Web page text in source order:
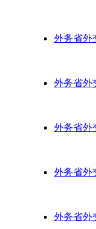
外务省外
外务省外
外务省外
外务省外
外务省外